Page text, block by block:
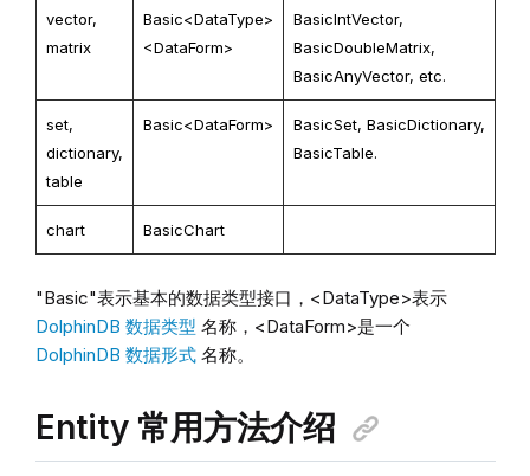
vector,
matrix
Basic<DataType>
<DataForm>
BasicIntVector,
BasicDoubleMatrix,
BasicAnyVector, etc.
set,
dictionary,
table
Basic<DataForm>
BasicSet, BasicDictionary,
BasicTable.
chart BasicChart
"Basic"表示基本的数据类型接口，<DataType>表示
DolphinDB 数据类型 名称，<DataForm>是一个
DolphinDB 数据形式名称。
Entity 常用方法介绍